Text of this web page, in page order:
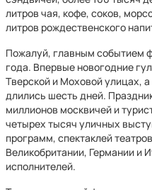
литров чая, кофе, соков,
литров рождественского
Пожалуй, главным событием
года. Впервые новогодние
Тверской и Моховой улицах,
длились шесть дней.
миллионов москвичей и
четырех тысяч уличных
программ, спектаклей
Великобритании, Германии и
исполнителей.